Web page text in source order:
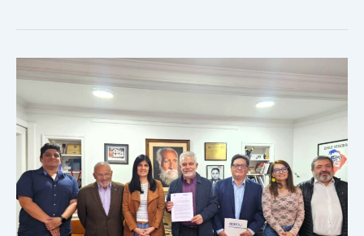
ODECU
y
ANEF
firman
convenio
la
educación
y
orientación